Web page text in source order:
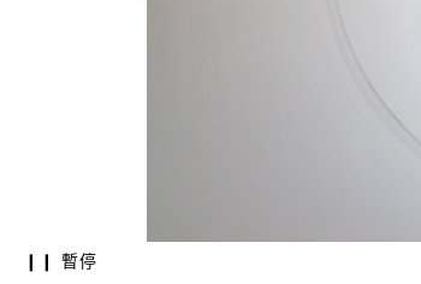
❙❙ 暫停
李子勳 | 《天王星飛行器二號》